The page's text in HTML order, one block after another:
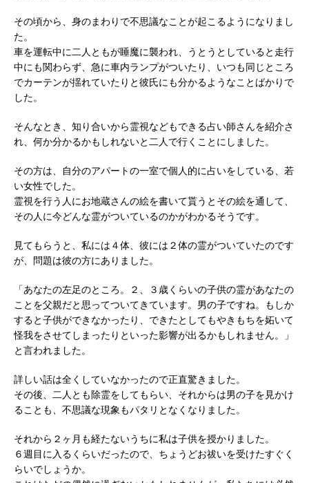
その頃から、身のまわりで不思議なことが起こるようになりまし
た。
車を運転中に二人ともが睡魔に襲われ、うとうとしていると走行
中にも関わらず、急に車内ランプがついたり、いつも同じところ
でカーテンが揺れていたりと彼氏にも分かるようなことばかりで
した。
そんなとき、知り合いから霊視などもできる占い師さんを紹介さ
れ、何か分かるかもしれないと二人で行くことにしました。
その方は、自分のアパートの一室で個人的に占いをしている、若
い女性でした。
霊視を行う人にお地蔵さんの絵を書いて貰うとその絵を通して、
その人に今どんな霊がついているのかがわかるそうです。
見てもらうと、私には４体、彼には２体の霊がついていたのです
が、問題は彼の方にありました。
「あなたの左足のところ。２、３歳くらいの子供の霊があなたの
ことを父親だと思ってついてきています。男の子ですね。もしか
すると子供ができなかったり、できたとしてもやきもちを妬いて
怪我をさせてしまったりといった影響が出るかもしれません。」
と言われました。
詳しい話は全くしていなかったので正直驚きました。
その後、二人とも除霊をしてもらい、それからは男の子を見かけ
ることも、不思議な現象もパタリとなくなりました。
それから２ヶ月も経たないうちに私は子供を授かりました。
６週目に入るくらいだったので、ちょうどお祓いを受けたすぐく
らいでしょうか。